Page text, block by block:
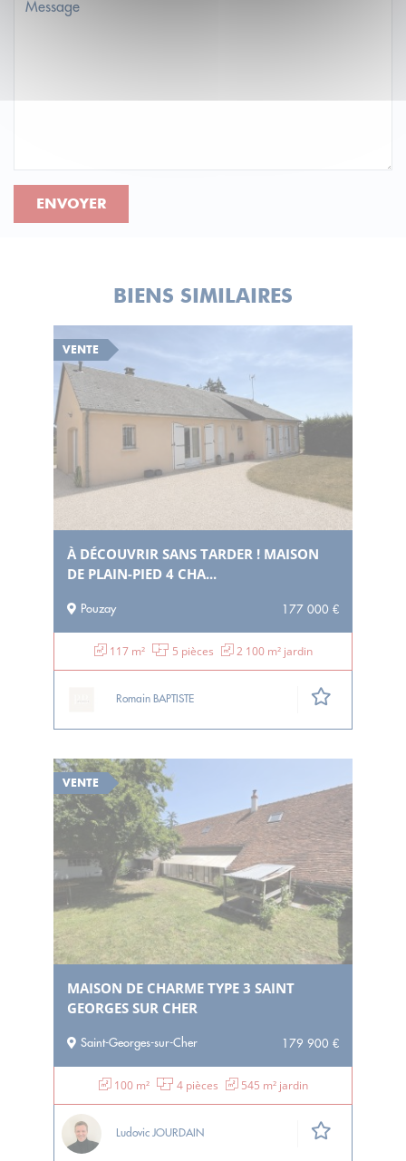
ENVOYER
BIENS SIMILAIRES
VENTE
À DÉCOUVRIR SANS TARDER ! MAISON
DE PLAIN-PIED 4 CHA...
Pouzay 177 000 €
117 m² 5 pièces 2 100 m² jardin
Romain BAPTISTE
VENTE
MAISON DE CHARME TYPE 3 SAINT
GEORGES SUR CHER
Saint-Georges-sur-Cher 179 900 €
100 m² 4 pièces 545 m² jardin
Ludovic JOURDAIN